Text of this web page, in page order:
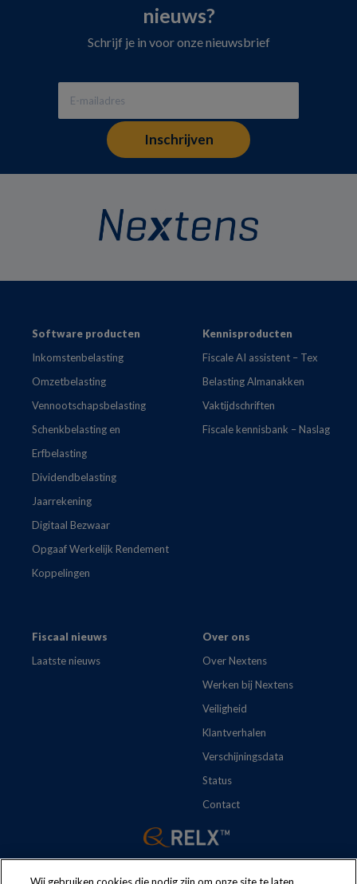
nieuws?
Schrijf je in voor onze nieuwsbrief
FooterSoftware producten
Inkomstenbelasting
Omzetbelasting
Vennootschapsbelasting
Schenkbelasting en
Erfbelasting
Dividendbelasting
Jaarrekening
Digitaal Bezwaar
Opgaaf Werkelijk Rendement
Koppelingen
Kennisproducten
Fiscale AI assistent – Tex
Belasting Almanakken
Vaktijdschriften
Fiscale kennisbank – Naslag
Fiscaal nieuws
Laatste nieuws
Over ons
Over Nextens
Werken bij Nextens
Veiligheid
Klantverhalen
Verschijningsdata
Status
Contact